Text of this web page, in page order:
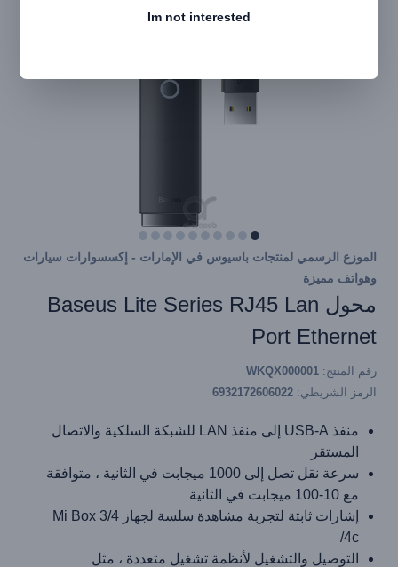
Im not interested
الموزع الرسمي لمنتجات باسيوس في الإمارات - إكسسوارات سيارات
وهواتف مميزة
محول Baseus Lite Series RJ45 Lan
Port Ethernet
رقم المنتج: WKQX000001
الرمز الشريطي: 6932172606022
منفذ USB-A إلى منفذ LAN للشبكة السلكية والاتصال
المستقر
سرعة نقل تصل إلى 1000 ميجابت في الثانية ، متوافقة
مع 10-100 ميجابت في الثانية
إشارات ثابتة لتجربة مشاهدة سلسة لجهاز Mi Box 3/4
/4c
التوصيل والتشغيل لأنظمة تشغيل متعددة ، مثل